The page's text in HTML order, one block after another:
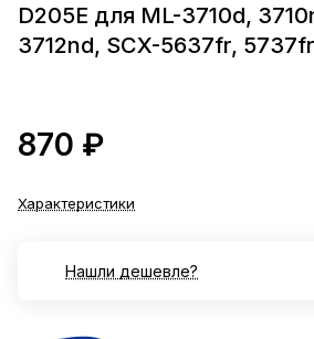
D205E для ML-3710d,
3712nd, SCX-5637fr, 5737fr
870 ₽
Характеристики
Нашли дешевле?